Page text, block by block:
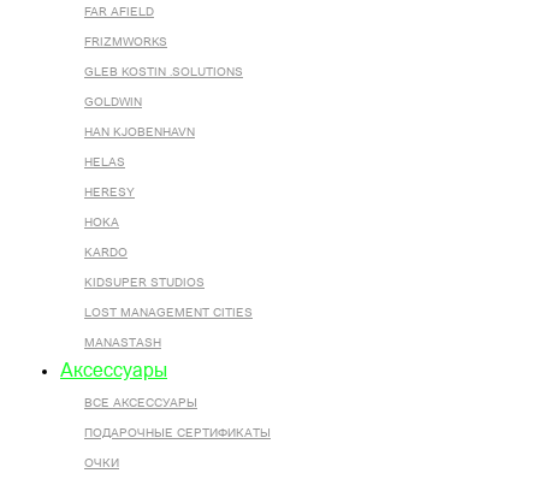
FAR AFIELD
FRIZMWORKS
GLEB KOSTIN .SOLUTIONS
GOLDWIN
HAN KJOBENHAVN
HELAS
HERESY
HOKA
KARDO
KIDSUPER STUDIOS
LOST MANAGEMENT CITIES
MANASTASH
Аксессуары
ВСЕ AКСЕССУАРЫ
ПОДАРОЧНЫЕ СЕРТИФИКАТЫ
ОЧКИ